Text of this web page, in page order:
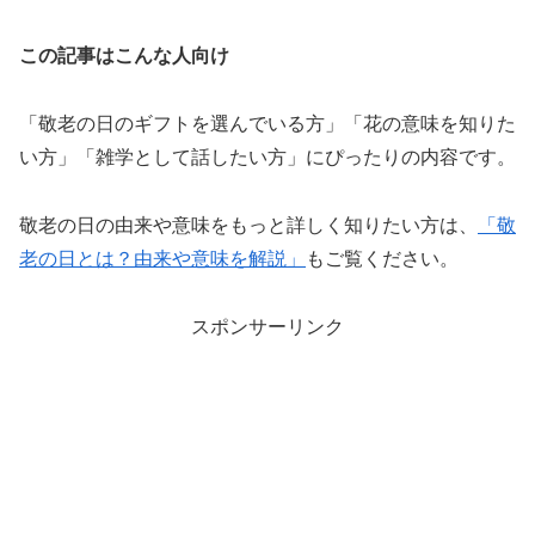
この記事はこんな人向け
「敬老の日のギフトを選んでいる方」「花の意味を知りた
い方」「雑学として話したい方」にぴったりの内容です。
敬老の日の由来や意味をもっと詳しく知りたい方は、
「敬
老の日とは？由来や意味を解説」
もご覧ください。
スポンサーリンク